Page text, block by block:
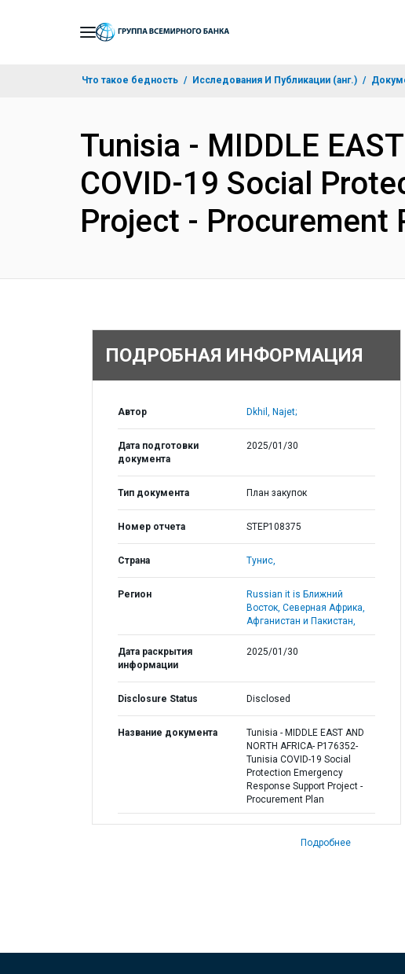
Что такое бедность Исследования И Публикации (анг.)
Tunisia - MIDDLE
COVID-19 Social
Project - Procurement
ПОДРОБНАЯ ИНФОРМАЦИЯ
Автор Dkhil, Najet;
Дата подготовки
документа
2025/01/30
Тип документа План закупок
Номер отчета STEP108375
Страна Тунис,
Регион
Russian it is Ближний
Восток, Северная Африка,
Афганистан и Пакистан,
Дата раскрытия
информации
2025/01/30
Disclosure Status Disclosed
Название документа
Tunisia - MIDDLE EAST AND
NORTH AFRICA- P176352-
Tunisia COVID-19 Social
Protection Emergency
Response Support Project -
Procurement Plan
Подробнее